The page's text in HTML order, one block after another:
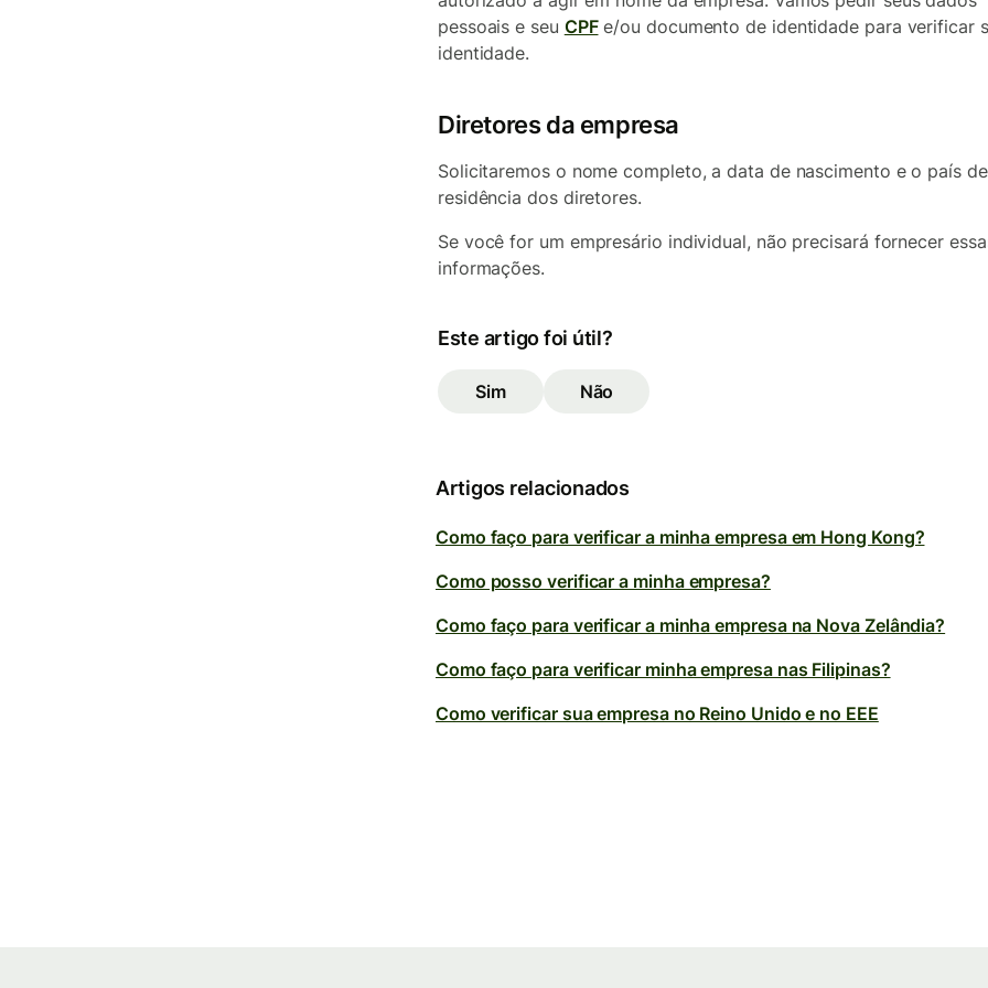
pessoais e seu CPFe/ou documento de identidade para verificar
identidade.
Diretores da empresa
Solicitaremos o nome completo, a data de nascimento e o país de
residência dos diretores.
Se você for um empresário individual, não precisará fornecer
informações.
Este artigo foi útil?
Sim Não
Artigos relacionados
Como faço para verificar a minha empresa em Hong Kong?
Como posso verificar a minha empresa?
Como faço para verificar a minha empresa na Nova Zelândia?
Como faço para verificar minha empresa nas Filipinas?
Como verificar sua empresa no Reino Unido e no EEE